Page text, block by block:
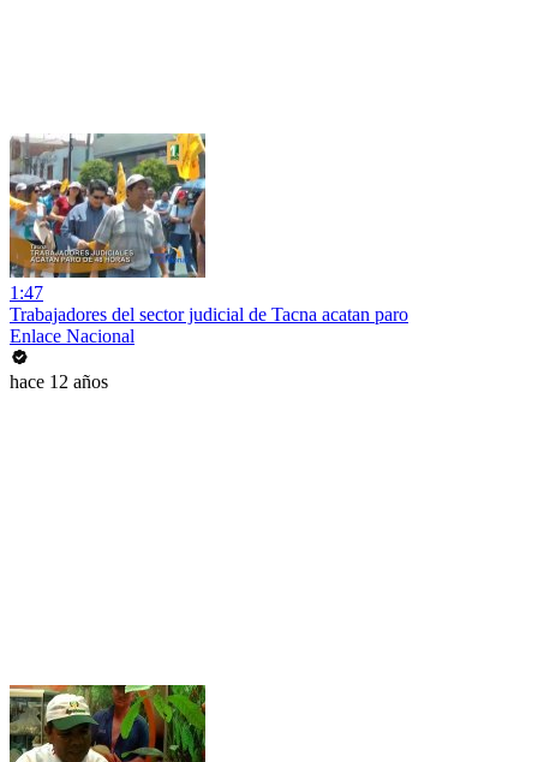
1:47
Trabajadores del sector judicial de Tacna acatan paro
Enlace Nacional
hace 12 años